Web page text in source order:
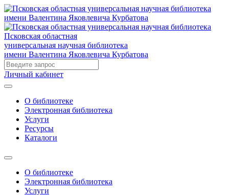
Псковская областная
универсальная научная библиотека
имени Валентина Яковлевича Курбатова
Личный кабинет
О библиотеке
Электронная библиотека
Услуги
Ресурсы
Каталоги
О библиотеке
Электронная библиотека
Услуги